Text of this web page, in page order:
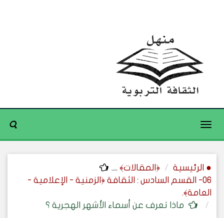
Toggle
● الرئيسية ﴿المقالات﴾ ....
06- القسم السادس : الثقافة ﴿الزمنية - الإعلامية -
العامة﴾.
ماذا تعرف عن أسماء الأشهر الهجرية ؟